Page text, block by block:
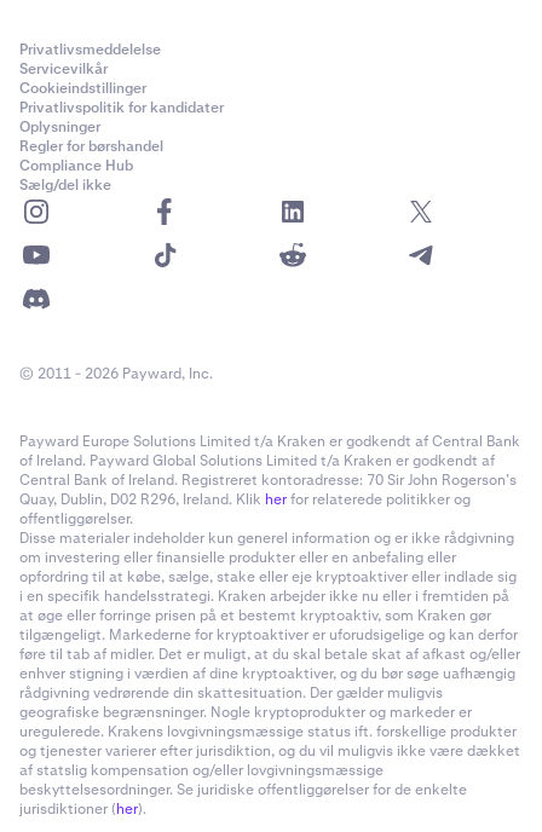
Privatlivsmeddelelse
Servicevilkår
Cookieindstillinger
Privatlivspolitik for kandidater
Oplysninger
Regler for børshandel
Compliance Hub
Sælg/del ikke
© 2011 - 2026 Payward, Inc.
Payward Europe Solutions Limited t/a Kraken er godkendt af Central Bank
of Ireland. Payward Global Solutions Limited t/a Kraken er godkendt af
Central Bank of Ireland. Registreret kontoradresse: 70 Sir John Rogerson’s
Quay, Dublin, D02 R296, Ireland. Klik herfor relaterede politikker og
offentliggørelser.
Disse materialer indeholder kun generel information og er ikke rådgivning
om investering eller finansielle produkter eller en anbefaling eller
opfordring til at købe, sælge, stake eller eje kryptoaktiver eller indlade sig
i en specifik handelsstrategi. Kraken arbejder ikke nu eller i fremtiden på
at øge eller forringe prisen på et bestemt kryptoaktiv, som Kraken gør
tilgængeligt. Markederne for kryptoaktiver er uforudsigelige og kan derfor
føre til tab af midler. Det er muligt, at du skal betale skat af afkast og/eller
enhver stigning i værdien af dine kryptoaktiver, og du bør søge uafhængig
rådgivning vedrørende din skattesituation. Der gælder muligvis
geografiske begrænsninger. Nogle kryptoprodukter og markeder er
uregulerede. Krakens lovgivningsmæssige status ift. forskellige produkter
og tjenester varierer efter jurisdiktion, og du vil muligvis ikke være dækket
af statslig kompensation og/eller lovgivningsmæssige
beskyttelsesordninger. Se juridiske offentliggørelser for de enkelte
jurisdiktioner (her).